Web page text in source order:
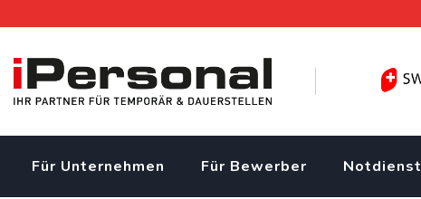
content
Für Unternehmen Für Bewerber Notdienst